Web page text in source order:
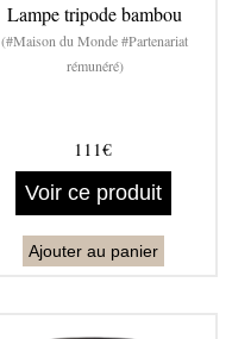
Lampe tripode bambou
(#Maison du Monde #Partenariat
rémunéré)
111€
Voir ce produit
Ajouter au panier